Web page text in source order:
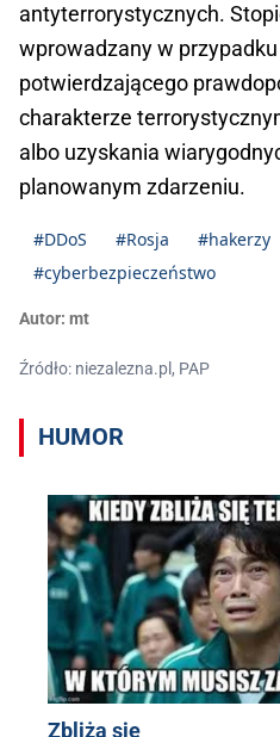
antyterrorystycznych.
wprowadzany w
potwierdzającego
charakterze
albo uzyskania
planowanym zdarzeniu.
#DDoS #Rosja #hakerzy
#cyberbezpieczeństwo
Autor: mt
Źródło: niezalezna.pl, PAP
HUMOR
Zbliża się